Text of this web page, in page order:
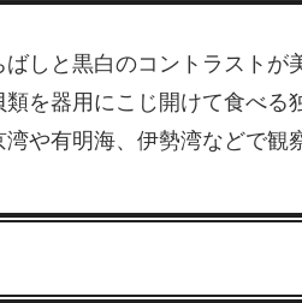
しと黒白のコントラスト
を器用にこじ開けて食べる
や有明海、伊勢湾などで観